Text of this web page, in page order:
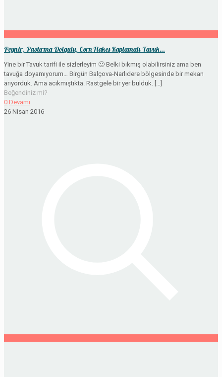
Peynir, Pastırma Dolgulu, Corn Flakes Kaplamalı Tavuk…
Yine bir Tavuk tarifi ile sizlerleyim 🙂 Belki bıkmış olabilirsiniz ama ben
tavuğa doyamıyorum… Birgün Balçova-Narlıdere bölgesinde bir mekan
arıyorduk. Ama acıkmıştıkta. Rastgele bir yer bulduk. […]
Beğendiniz mi?
0 Devamı
26 Nisan 2016